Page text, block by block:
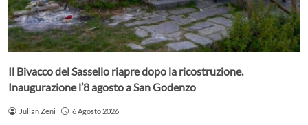
Il Bivacco del Sassello riapre dopo la ricostruzione.
Inaugurazione l’8 agosto a San Godenzo
Julian Zeni 6 Agosto 2026